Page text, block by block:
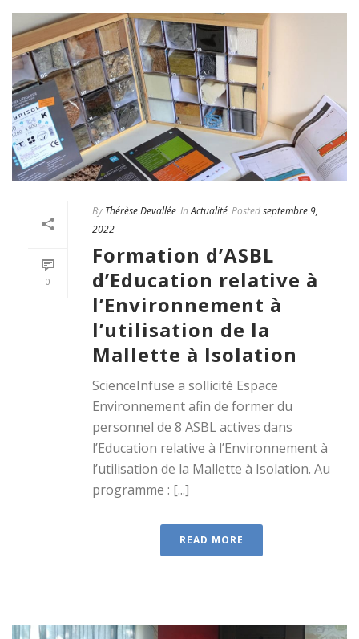
0
By Thérèse Devallée In Actualité Postedseptembre 9,
2022
Formation d’ASBL
d’Education relative à
l’Environnement à
l’utilisation de la
Mallette à Isolation
ScienceInfuse a sollicité Espace
Environnement afin de former du
personnel de 8 ASBL actives dans
l’Education relative à l’Environnement à
l’utilisation de la Mallette à Isolation. Au
programme : [...]
READ MORE